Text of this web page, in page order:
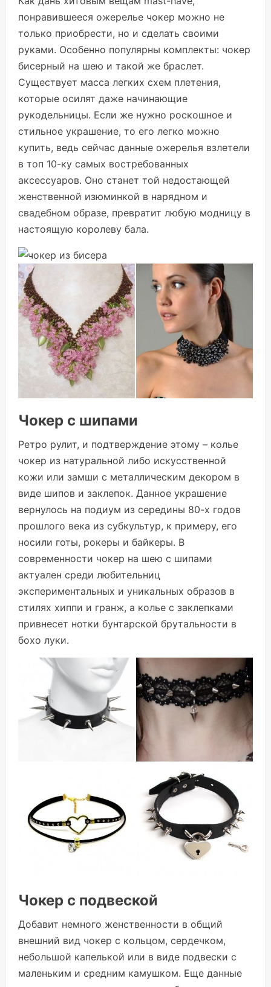
понравившееся ожерелье чокер можно не
только приобрести, но и сделать своими
руками. Особенно популярны комплекты: чокер
бисерный на шею и такой же браслет.
Существует масса легких схем плетения,
которые осилят даже начинающие
рукодельницы. Если же нужно роскошное и
стильное украшение, то его легко можно
купить, ведь сейчас данные ожерелья взлетели
в топ 10-ку самых востребованных
аксессуаров. Оно станет той недостающей
женственной изюминкой в нарядном и
свадебном образе, превратит любую модницу в
настоящую королеву бала.
Чокер с шипами
Ретро рулит, и подтверждение этому – колье
чокер из натуральной либо искусственной
кожи или замши с металлическим декором в
виде шипов и заклепок. Данное украшение
вернулось на подиум из середины 80-х годов
прошлого века из субкультур, к примеру, его
носили готы, рокеры и байкеры. В
современности чокер на шею с шипами
актуален среди любительниц
экспериментальных и уникальных образов в
стилях хиппи и гранж, а колье с заклепками
привнесет нотки бунтарской брутальности в
бохо луки.
Чокер с подвеской
Добавит немного женственности в общий
внешний вид чокер с кольцом, сердечком,
небольшой капелькой или в виде подвески с
маленьким и средним камушком. Еще данные